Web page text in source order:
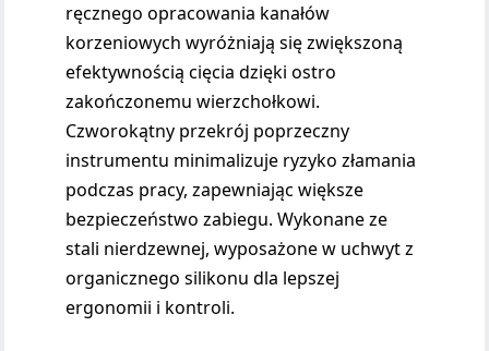
ręcznego opracowania kanałów
korzeniowych wyróżniają się zwiększoną
efektywnością cięcia dzięki ostro
zakończonemu wierzchołkowi.
Czworokątny przekrój poprzeczny
instrumentu minimalizuje ryzyko złamania
podczas pracy, zapewniając większe
bezpieczeństwo zabiegu. Wykonane ze
stali nierdzewnej, wyposażone w uchwyt z
organicznego silikonu dla lepszej
ergonomii i kontroli.